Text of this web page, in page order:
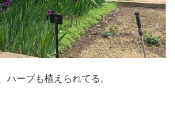
ハーブも植えられてる。